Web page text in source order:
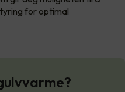
for optimal